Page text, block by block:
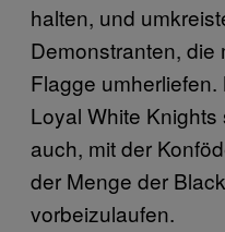
halten, und
Demonstranten, die
Flagge
Loyal White
auch, mit der
der Menge der
vorbeizulaufen.